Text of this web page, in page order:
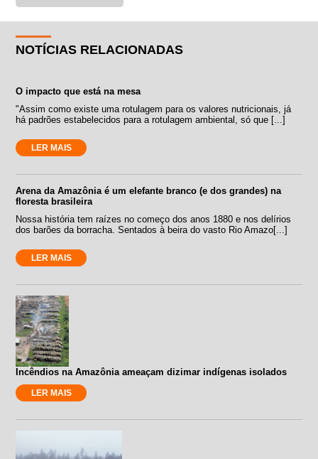
NOTÍCIAS RELACIONADAS
O impacto que está na mesa
"Assim como existe uma rotulagem para os valores nutricionais, já
há padrões estabelecidos para a rotulagem ambiental, só que [...]
LER MAIS
Arena da Amazônia é um elefante branco (e dos grandes) na
floresta brasileira
Nossa história tem raízes no começo dos anos 1880 e nos delírios
dos barões da borracha. Sentados à beira do vasto Rio Amazo[...]
LER MAIS
Incêndios na Amazônia ameaçam dizimar indígenas isolados
LER MAIS